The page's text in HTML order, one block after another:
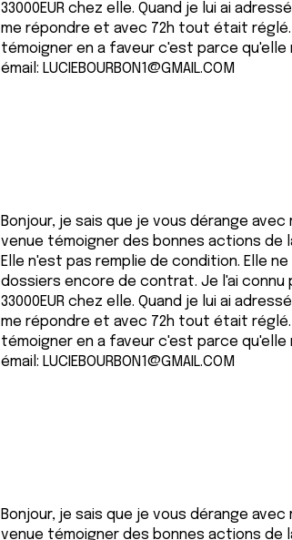
33000EUR chez elle. Quand je lui ai
me répondre et avec 72h tout était
témoigner en a faveur c'est parce
émail: LUCIEBOURBON1@GMAIL.COM
Bonjour, je sais que je vous dérange
venue témoigner des bonnes actions de
Elle n'est pas remplie de condition. Elle
dossiers encore de contrat. Je l'ai connu
33000EUR chez elle. Quand je lui ai
me répondre et avec 72h tout était
témoigner en a faveur c'est parce
émail: LUCIEBOURBON1@GMAIL.COM
Bonjour, je sais que je vous dérange
venue témoigner des bonnes actions de